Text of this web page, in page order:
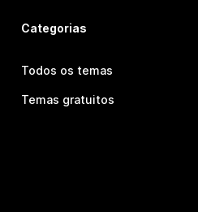
Categorias
Todos os temas
Temas gratuitos